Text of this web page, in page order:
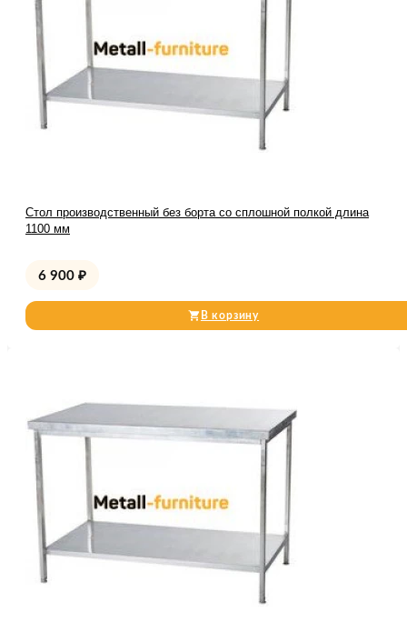
Стол производственный без борта со сплошной полкой длина
1100 мм
6 900 ₽
В корзину